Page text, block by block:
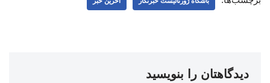
دیدگاهتان را بنویسید